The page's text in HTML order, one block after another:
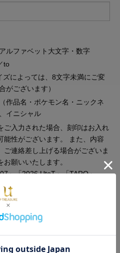
ルファベット大文字・数字
to
によっては、8文字未満にご変
がございます）
作品名・ポケモン名・ニックネ
イニシャル
入力された場合、刻印はお入れ
能性がございます。 また、内容
ご連絡差し上げる場合がございま
願いいたします。
」「2026 UtoT」「TARO」
に入れる